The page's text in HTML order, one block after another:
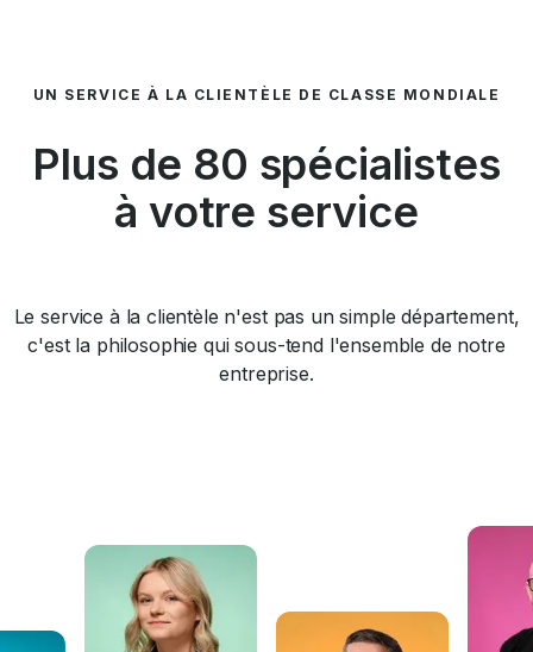
UN SERVICE À LA CLIENTÈLE DE CLASSE MONDIALE
Plus de 80 spécialistes
à votre service
Le service à la clientèle n'est pas un simple département,
c'est la philosophie qui sous-tend l'ensemble de notre
entreprise.